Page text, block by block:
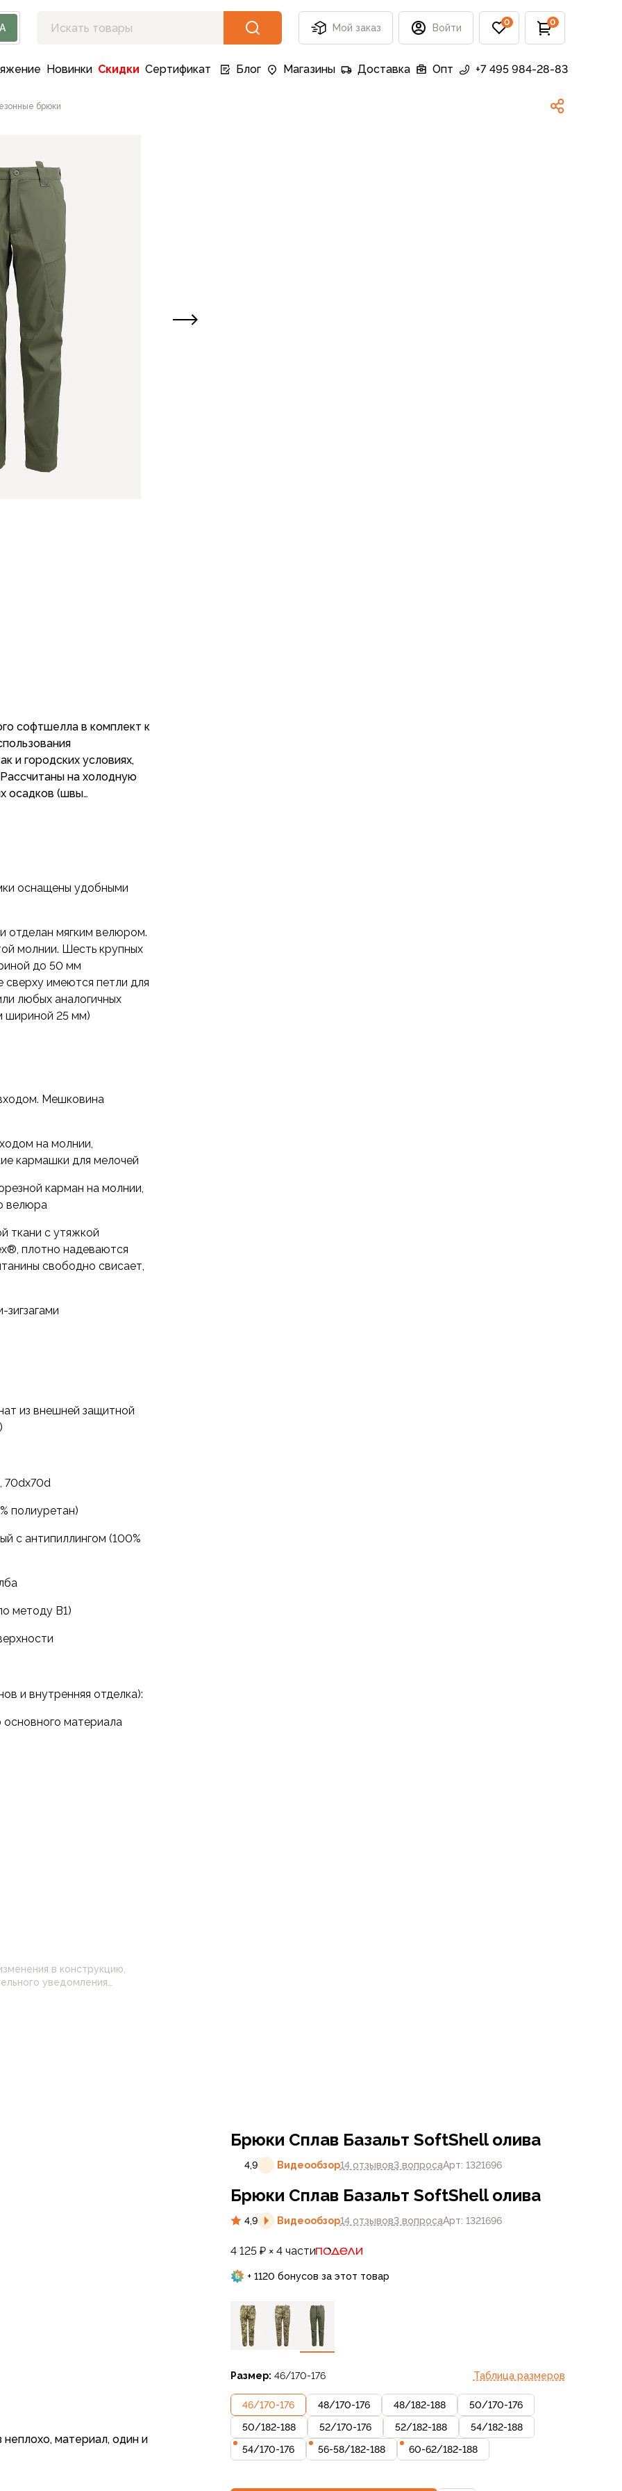
Мой заказ Войти 0 0
Новинки Скидки Сертификат Блог Магазины Доставка Опт +7 495 984-28-83
брюки
софтшелла в комплект к
и городских условиях,
на холодную
осадков (швы
при приобретении
о необходимости
оснащены удобными
отделан мягким велюром.
молнии. Шесть крупных
до 50 мм
сверху имеются петли для
любых аналогичных
шириной 25 мм)
Мешковина
на молнии,
кармашки для мелочей
карман на молнии,
велюра
ткани с утяжкой
плотно надеваются
свободно свисает,
из внешней защитной
70dx70d
полиуретан)
с антипиллингом (100%
методу B1)
и внутренняя отделка):
основного материала
в конструкцию,
материал, один и
4 125 ₽ × 4 части
+ 1120 бонусов за этот товар
Брюки Сплав Базальт SoftShell олива
Размер: 46/170-176 Таблица размеров
46/170-176 48/170-176 48/182-188 50/170-176
50/182-188 52/170-176 52/182-188 54/182-188
54/170-176 56-58/182-188 60-62/182-188
4,9 Видеообзор14 отзывов3 вопросаАрт: 1321696
Брюки Сплав Базальт SoftShell олива
4,9 Видеообзор14 отзывов3 вопросаАрт: 1321696